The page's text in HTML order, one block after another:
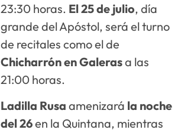
23:30 horas. El 25 de julio, día
grande del Apóstol, será el turno
de recitales como el de
Chicharrón en Galerasa las
21:00 horas.
Ladilla Rusa amenizará la noche
del26en la Quintana, mientras